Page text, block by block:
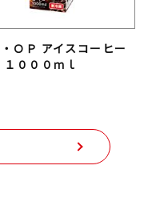
ＯＰ アイスコーヒー
１０００ｍｌ